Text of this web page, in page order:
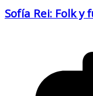
Sofía Rei: Folk y